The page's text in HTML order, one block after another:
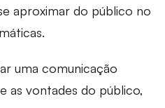
aproximar do público no
uma comunicação
as vontades do público,